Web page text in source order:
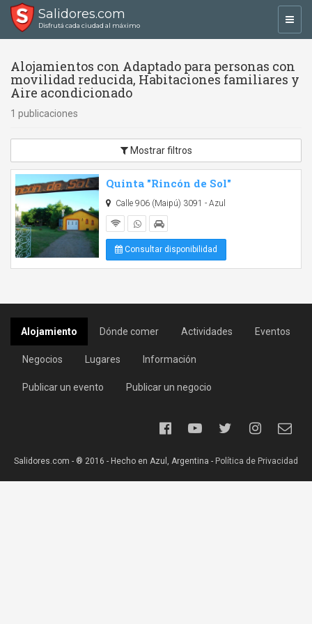
Salidores.com
Disfrutá cada ciudad al máximo
Alojamientos con Adaptado para personas con
movilidad reducida, Habitaciones familiares y
Aire acondicionado
1 publicaciones
Mostrar filtros
Quinta "Rincón de Sol"
Calle 906 (Maipú) 3091 - Azul
Consultar disponibilidad
Alojamiento Dónde comer Actividades Eventos
Negocios Lugares Información
Publicar un evento Publicar un negocio
Salidores.com - ® 2016 - Hecho en Azul, Argentina - Política de Privacidad